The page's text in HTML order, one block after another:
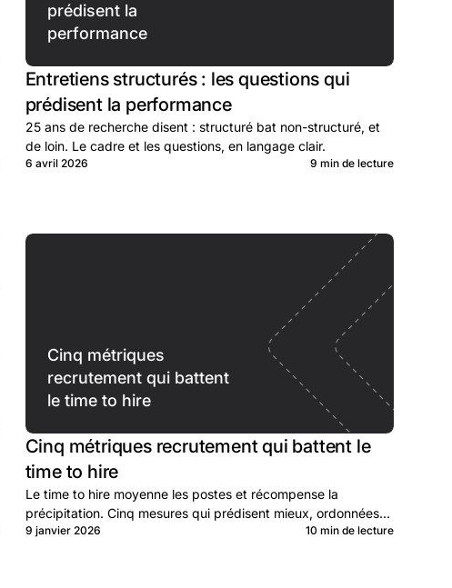
prédisent la
performance
Entretiens structurés : les questions qui
prédisent la performance
25 ans de recherche disent : structuré bat non-structuré, et
de loin. Le cadre et les questions, en langage clair.
6 avril 2026 9 min de lecture
Cinq métriques
recrutement qui battent
le time to hire
Cinq métriques recrutement qui battent le
time to hire
Le time to hire moyenne les postes et récompense la
précipitation. Cinq mesures qui prédisent mieux, ordonnées
du lead au lag.
9 janvier 2026 10 min de lecture